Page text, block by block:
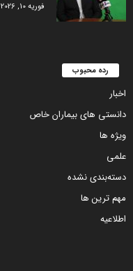
فوریه 10, 2026
رده محبوب
اخبار
دانستی های بیماران خاص
ویژه ها
علمی
دسته‌بندی نشده
مهم ترین ها
اطلاعیه